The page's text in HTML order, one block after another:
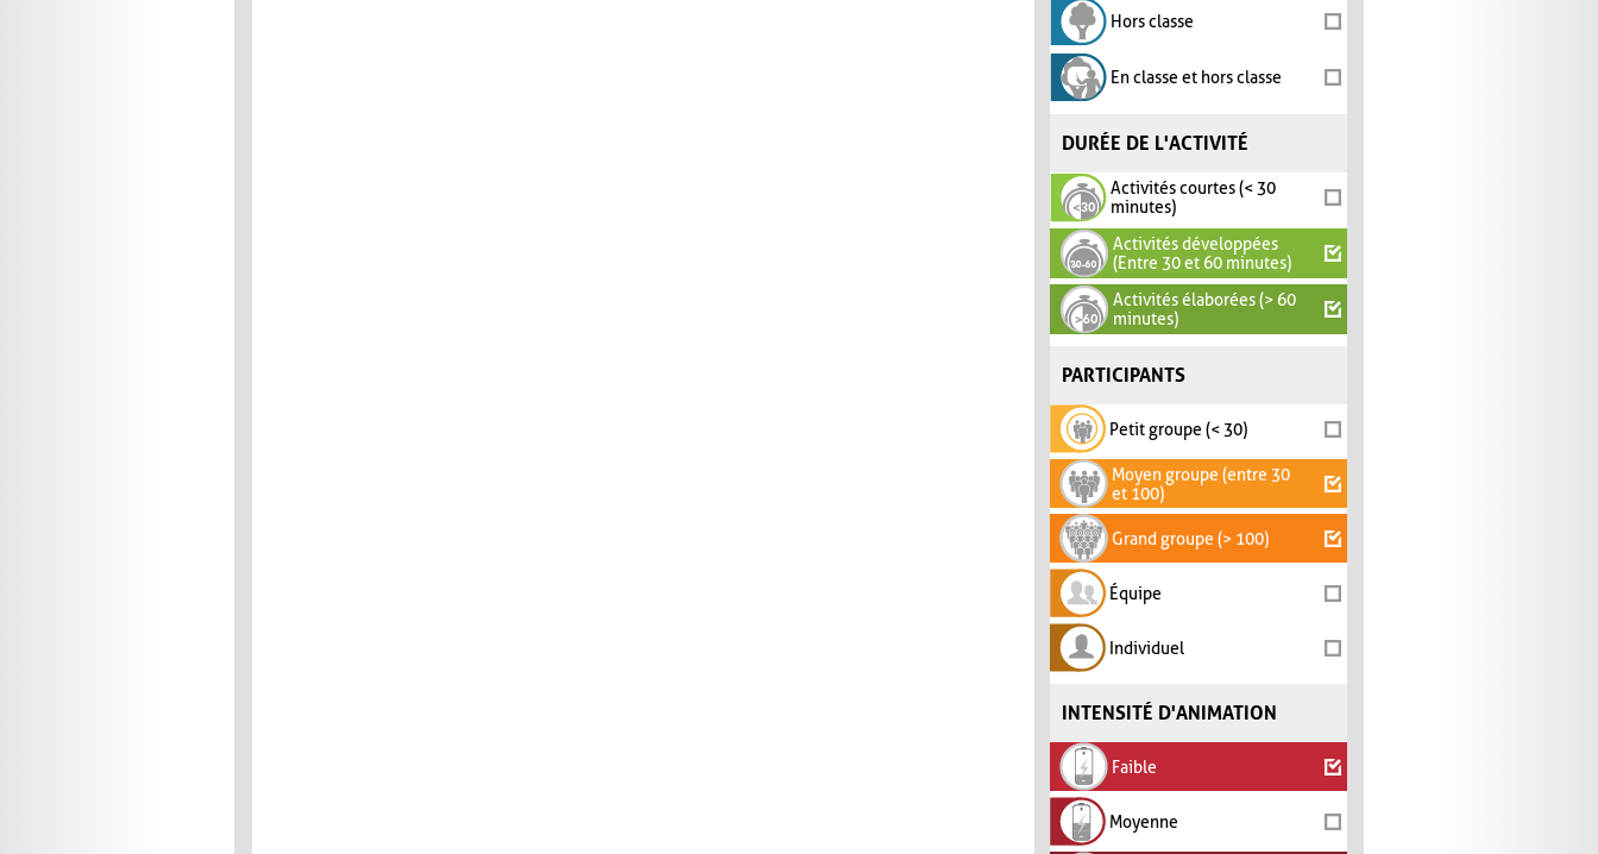
Hors classe
En classe et hors classe
DURÉE DE L'ACTIVITÉ
Activités courtes (< 30
minutes)
Activités développées
(Entre 30 et 60 minutes)
Activités élaborées (> 60
minutes)
PARTICIPANTS
Petit groupe (< 30)
Moyen groupe (entre 30
et 100)
Grand groupe (> 100)
Équipe
Individuel
INTENSITÉ D'ANIMATION
Faible
Moyenne